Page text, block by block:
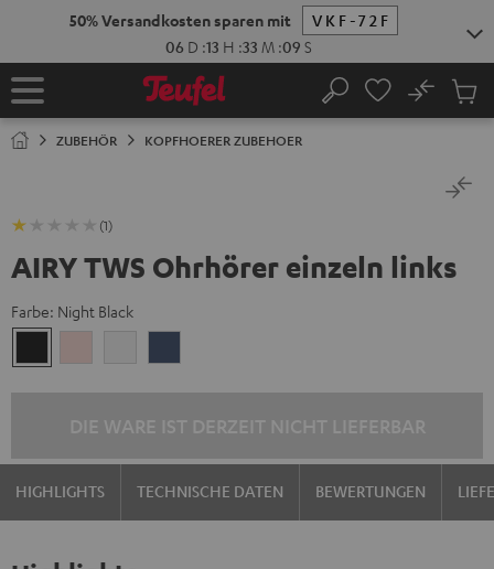
50% Versandkosten sparen mit
VKF-72F
06 D :13 H :33 M :08 S
Startseite Suche
No
ZUBEHÖR KOPFHOERER ZUBEHOER
(1)
AIRY TWS Ohrhörer einzeln links
Farbe: Night Black
Black
White
HIGHLIGHTS TECHNISCHE DATEN BEWERTUNGEN